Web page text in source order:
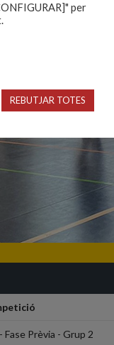
Fase Prèvia - Grup 2
per
REBUTJAR TOTES